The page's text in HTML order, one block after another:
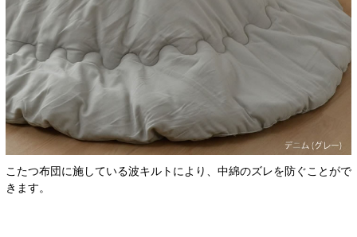
こたつ布団に施している波キルトにより、中綿のズレを防ぐことがで
きます。